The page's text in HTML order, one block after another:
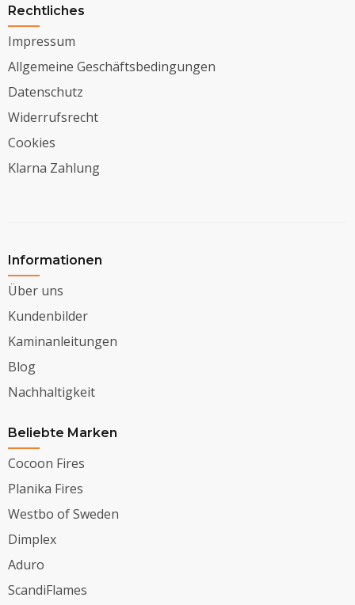
Rechtliches
Impressum
Allgemeine Geschäftsbedingungen
Datenschutz
Widerrufsrecht
Cookies
Klarna Zahlung
Informationen
Über uns
Kundenbilder
Kaminanleitungen
Blog
Nachhaltigkeit
Beliebte Marken
Cocoon Fires
Planika Fires
Westbo of Sweden
Dimplex
Aduro
ScandiFlames